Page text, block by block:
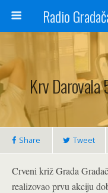
Krv Darovala
Share Tweet
Crveni križ Grada
realizovao prvu akciju